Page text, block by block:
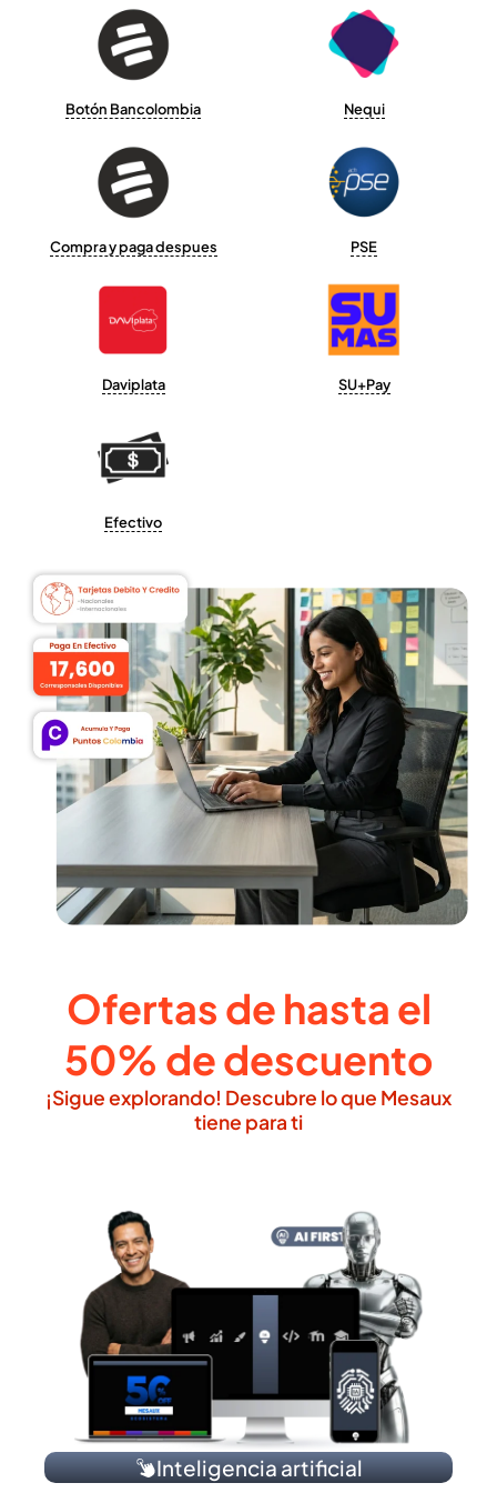
Botón Bancolombia Nequi
Compra y paga despues PSE
Daviplata SU+Pay
Efectivo
Ofertas de hasta el
50% de descuento
¡Sigue explorando! Descubre lo que Mesaux
tiene para ti
Inteligencia artificial